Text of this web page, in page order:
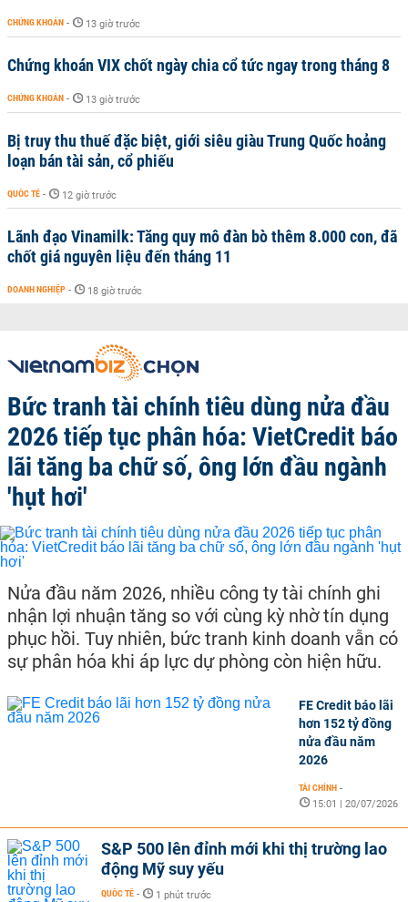
CHỨNG KHOÁN - 13 giờ trước
Chứng khoán VIX chốt ngày chia cổ tức ngay trong tháng 8
CHỨNG KHOÁN - 13 giờ trước
Bị truy thu thuế đặc biệt, giới siêu giàu Trung Quốc hoảng
loạn bán tài sản, cổ phiếu
QUỐC TẾ - 12 giờ trước
Lãnh đạo Vinamilk: Tăng quy mô đàn bò thêm 8.000 con, đã
chốt giá nguyên liệu đến tháng 11
DOANH NGHIỆP - 18 giờ trước
Bức tranh tài chính tiêu dùng nửa đầu
2026 tiếp tục phân hóa: VietCredit báo
lãi tăng ba chữ số, ông lớn đầu ngành
'hụt hơi'
Nửa đầu năm 2026, nhiều công ty tài chính ghi
nhận lợi nhuận tăng so với cùng kỳ nhờ tín dụng
phục hồi. Tuy nhiên, bức tranh kinh doanh vẫn có
sự phân hóa khi áp lực dự phòng còn hiện hữu.
FE Credit báo lãi
hơn 152 tỷ đồng
nửa đầu năm
2026
TÀI CHÍNH -
15:01 | 20/07/2026
S&P 500 lên đỉnh mới khi thị trường lao
động Mỹ suy yếu
QUỐC TẾ - 1 phút trước